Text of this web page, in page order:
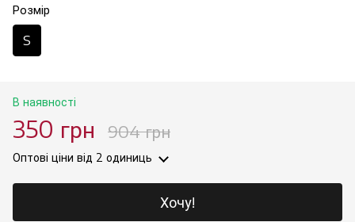
Розмір
S
В наявності
350 грн 904 грн
Оптові ціни від 2 одиниць
Хочу!